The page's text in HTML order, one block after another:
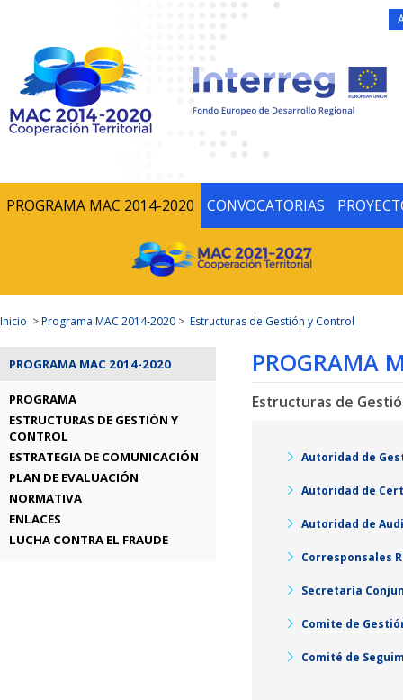
PROGRAMA MAC 2014-2020 CONVOCATORIAS
Inicio >Programa MAC 2014-2020 > Estructuras de Gestión y Control
PROGRAMA MAC 2014-2020
PROGRAMA
ESTRUCTURAS DE GESTIÓN Y
CONTROL
ESTRATEGIA DE COMUNICACIÓN
PLAN DE EVALUACIÓN
NORMATIVA
ENLACES
LUCHA CONTRA EL FRAUDE
PROGRAMA
Estructuras de
Autoridad de
Autoridad de
Autoridad de
Corresponsales
Secretaría
Comite de
Comité de